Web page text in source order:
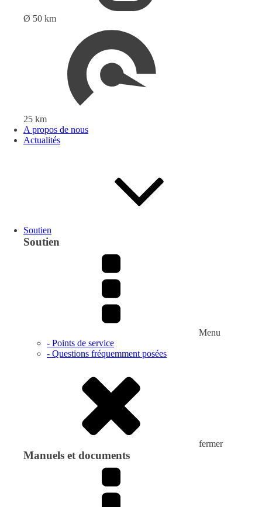
Ø 50 km
25 km
A propos de nous
Actualités
Soutien
Soutien
Menu
- Points de service
- Questions fréquemment posées
fermer
Manuels et documents